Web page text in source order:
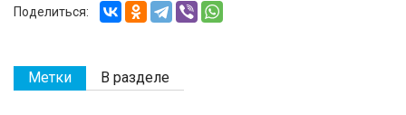
Поделиться:
Метки В разделе